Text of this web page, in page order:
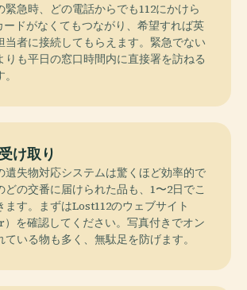
緊急時、どの電話からでも112にかけら
ドがなくてもつながり、希望すれば英
当者に接続してもらえます。緊急でない
りも平日の窓口時間内に直接署を訪ねる
け取り
遺失物対応システムは驚くほど効率的で
どの交番に届けられた品も、1〜2日でこ
ます。まずはLost112のウェブサイト
）を確認してください。写真付きでオン
いる物も多く、無駄足を防げます。